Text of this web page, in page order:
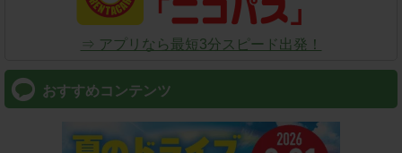
⇒ アプリなら最短3分スピード出発！
おすすめコンテンツ